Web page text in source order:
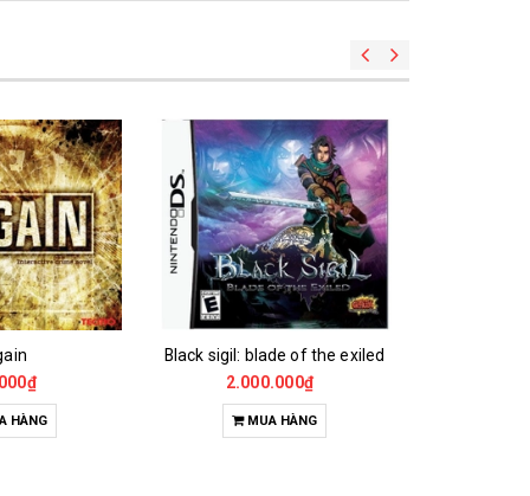
HÀNG
Black sigil: blade of the exiled
2.000.000₫
MUA HÀNG